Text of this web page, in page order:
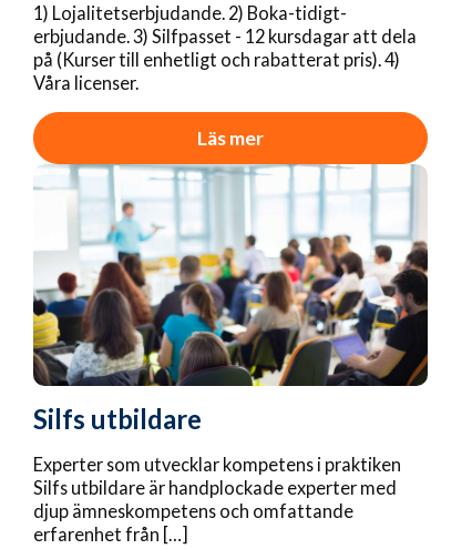
1) Lojalitetserbjudande. 2) Boka-tidigt-
erbjudande. 3) Silfpasset - 12 kursdagar att dela
på (Kurser till enhetligt och rabatterat pris). 4)
Våra licenser.
Läs mer
Silfs utbildare
Experter som utvecklar kompetens i praktiken
Silfs utbildare är handplockade experter med
djup ämneskompetens och omfattande
erfarenhet från […]